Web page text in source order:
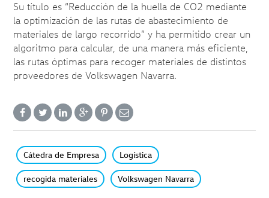
Su título es “Reducción de la huella de CO2 mediante
la optimización de las rutas de abastecimiento de
materiales de largo recorrido” y ha permitido crear un
algoritmo para calcular, de una manera más eficiente,
las rutas óptimas para recoger materiales de distintos
proveedores de Volkswagen Navarra.
Cátedra de Empresa Logística
recogida materiales Volkswagen Navarra